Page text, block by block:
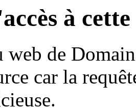
à
web de
car la